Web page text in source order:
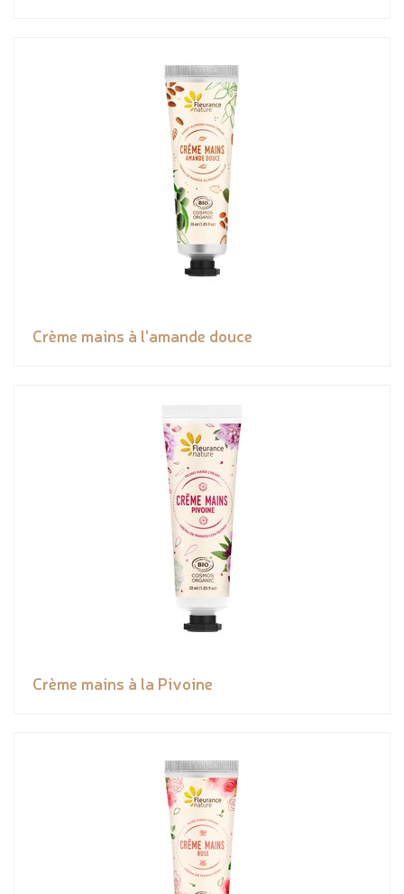
Crème mains à l'amande douce
Crème mains à la Pivoine